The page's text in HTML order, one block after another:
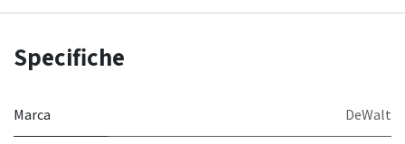
Specifiche
Marca DeWalt